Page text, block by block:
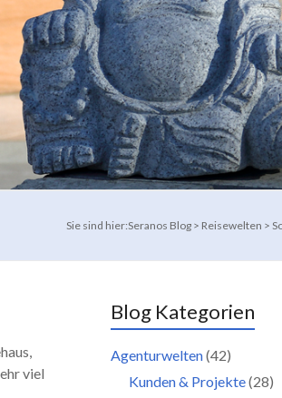
Sie sind hier:Seranos Blog > Reisewelten >
viel
Blog Kategorien
Agenturwelten(42)
Kunden & Projekte(28)